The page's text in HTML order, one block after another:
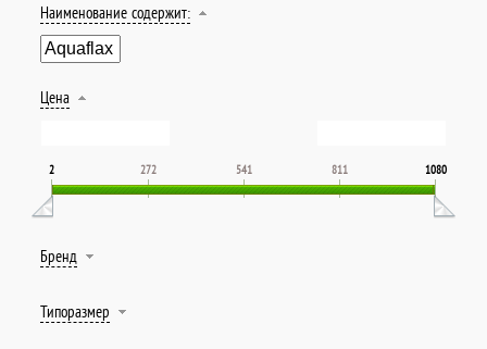
Наименование содержит:
Цена
2 272 541 811 1080
Бренд
Типоразмер